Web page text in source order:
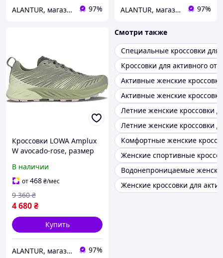
ALANTUR, магазин туристичного спорядження та велосипедів 97% ALANTUR, магазин туристичного спорядження та велосипедів 97%
Кроссовки LOWA Amplux
W avocado-rose, размер
отдыха и туризма
В наличии
от468₴/мес
4 680₴
9 360 ₴
Купить
ALANTUR, магазин туристичного спорядження та велосипедів 97%
Смотри также
Специальные кроссовки для
Кроссовки для активного
Активные женские
Активные женские
Летние женские кроссовки
Летние женские кроссовки
Комфортные женские
Женские спортивные
Водонепроницаемые
Женские кроссовки для